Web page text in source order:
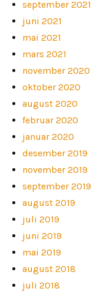
september 2021
juni 2021
mai 2021
mars 2021
november 2020
oktober 2020
august 2020
februar 2020
januar 2020
desember 2019
november 2019
september 2019
august 2019
juli 2019
juni 2019
mai 2019
august 2018
juli 2018